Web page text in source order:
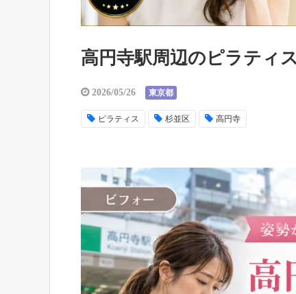
高円寺駅周辺のピラティ
2026/05/26 東京都
ピラティス 杉並区 高円寺